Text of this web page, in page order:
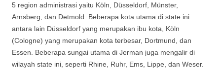
5 region administrasi yaitu Köln, Düsseldorf, Münster,
Arnsberg, dan Detmold. Beberapa kota utama di state ini
antara lain Düsseldorf yang merupakan ibu kota, Köln
(Cologne) yang merupakan kota terbesar, Dortmund, dan
Essen. Beberapa sungai utama di Jerman juga mengalir di
wilayah state ini, seperti Rhine, Ruhr, Ems, Lippe, dan Weser.